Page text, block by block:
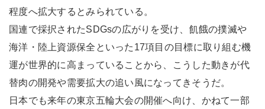
程度へ拡大するとみられている。
国連で採択されたSDGsの広がりを受け、飢餓の撲滅や
海洋・陸上資源保全といった17項目の目標に取り組む機
運が世界的に高まっていることから、こうした動きが代
替肉の開発や需要拡大の追い風になってきそうだ。
日本でも来年の東京五輪大会の開催へ向け、かねて一部